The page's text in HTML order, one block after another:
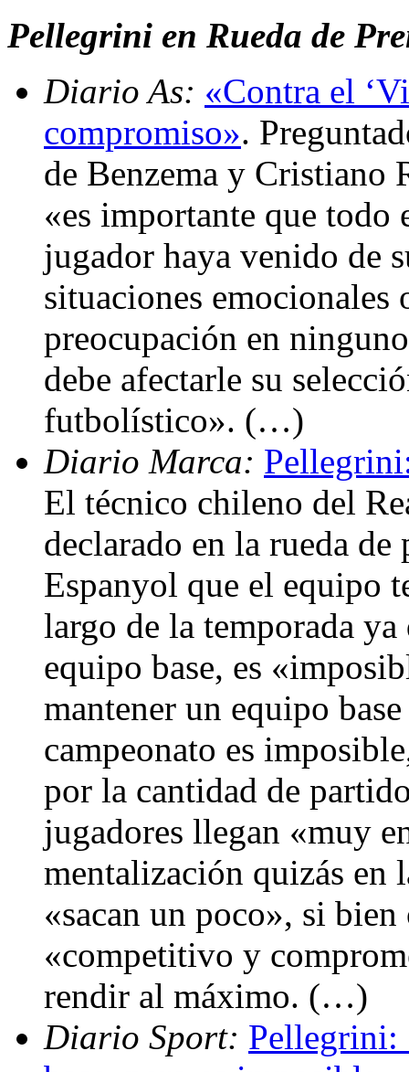
Pellegrini en Rueda de
Diario As: «Contra el
compromiso».
de Benzema y Cristiano
«es importante que todo
jugador haya venido de
situaciones
preocupación en
debe afectarle su
futbolístico». (…)
Diario Marca:
El técnico chileno del
declarado en la rueda
Espanyol que el equipo
largo de la temporada ya
equipo base, es
mantener un equipo
campeonato es
por la cantidad de
jugadores llegan «muy
mentalización quizás en
«sacan un poco», si
«competitivo y
rendir al máximo. (…)
Diario Sport: Pellegrini: